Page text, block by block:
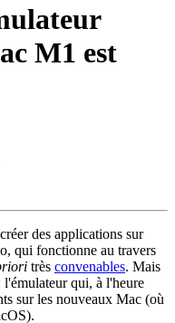
M1 est
des applications sur
qui fonctionne au travers
très convenables. Mais
l'émulateur qui, à l'heure
sur les nouveaux Mac (où